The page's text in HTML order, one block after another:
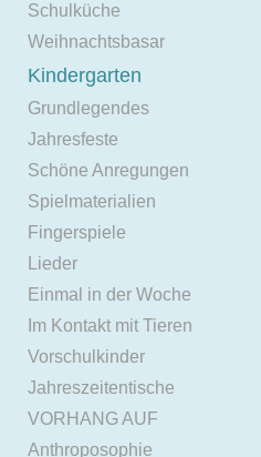
Schulküche
Weihnachtsbasar
Kindergarten
Grundlegendes
Jahresfeste
Schöne Anregungen
Spielmaterialien
Fingerspiele
Lieder
Einmal in der Woche
Im Kontakt mit Tieren
Vorschulkinder
Jahreszeitentische
VORHANG AUF
Anthroposophie